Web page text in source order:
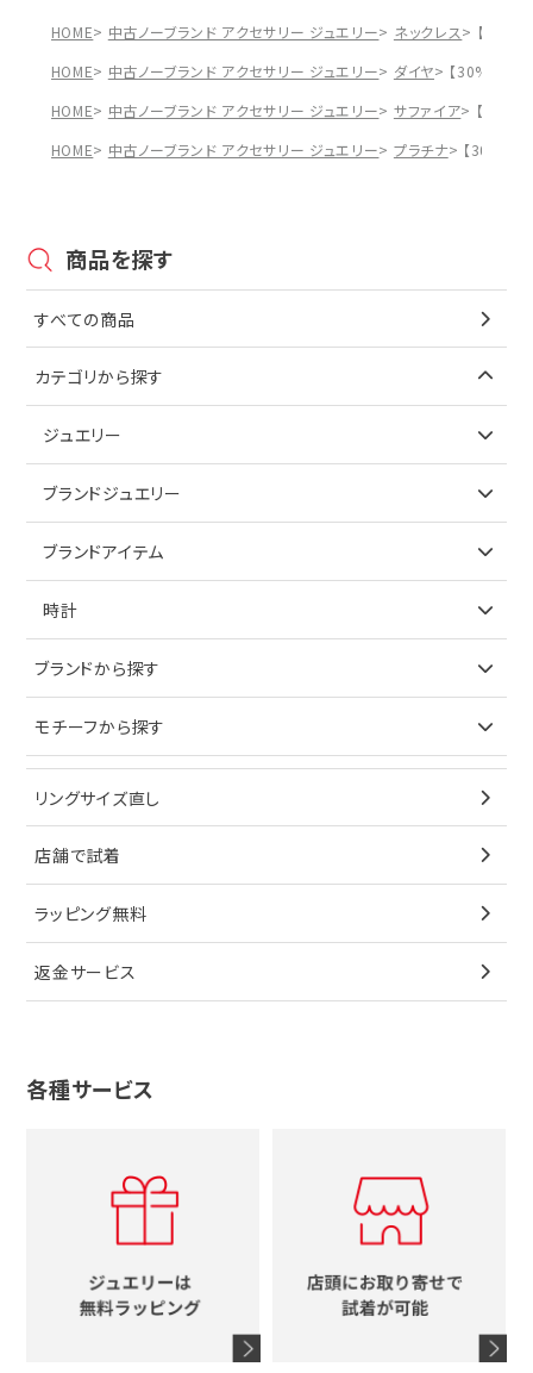
HOME 中古ノーブランド アクセサリー ジュエリー ネックレス
【
HOME
中古ノーブランド アクセサリー ジュエリー ダイヤ
【30%OFF
HOME
中古ノーブランド アクセサリー ジュエリー サファイア
【
HOME
中古ノーブランド アクセサリー ジュエリー プラチナ 【
商品を探す
すべての商品
カテゴリから探す
ジュエリー
アイテムで探す
ブレスレット
ペンダントトップ
ブローチ
その他
ノーブランドジュエリーをすべて見る
ブランドジュエリー
アイテムで探す
イヤリング
ブレスレット
ペンダントトップ
ブローチ
その他
ティファニー
ブルガリ
グッチ
ブランドアイテム
アイテムで探す
キーケース
サングラス
シューズ
香水
シャネル
コーチ
ブランドアイテムをすべて見る
時計
ブランドで探す
オメガ
シャネル
タグホイヤー
カルティエ
セイコー
メンズ時計
時計をすべて見る
ブランドから探す
ティファニー
ブルガリ
カルティエ
ウノアエレ
4℃
グッチ
ルイヴィトン
エルメス
シャネル
モチーフから探す
星
リボン
花
十字架
イニシャル
リングサイズ直し
店舗で試着
ラッピング無料
返金サービス
各種サービス